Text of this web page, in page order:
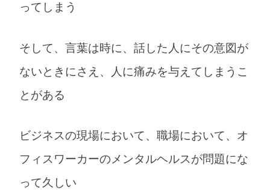
ってしまう
そして、言葉は時に、話した人にその意図が
ないときにさえ、人に痛みを与えてしまうこ
とがある
ビジネスの現場において、職場において、オ
フィスワーカーのメンタルヘルスが問題にな
って久しい